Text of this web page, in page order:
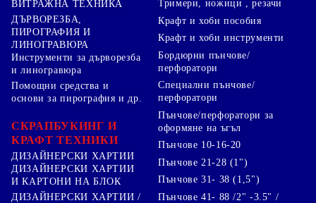
ВИТРАЖНА ТЕХНИКА
ДЪРВОРЕЗБА,
ПИРОГРАФИЯ И
ЛИНОГРАВЮРА
Инструменти за дърворезба
и линогравюра
Помощни средства и
основи за пирография и др.
СКРАПБУКИНГ И
КРАФТ ТЕХНИКИ
ДИЗАЙНЕРСКИ ХАРТИИ
ДИЗАЙНЕРСКИ ХАРТИИ
И КАРТОНИ НА БЛОК
ДИЗАЙНЕРСКИ ХАРТИИ /
Тримери, ножици , резачи
Крафт и хоби пособия
Крафт и хоби инструменти
Бордюрни пънчове/
перфоратори
Специални пънчове/
перфоратори
Пънчове/перфоратори за
оформяне на ъгъл
Пънчове 10-16-20
Пънчове 21-28 (1")
Пънчове 31- 38 (1,5")
Пънчове 41- 88 /2" -3.5" /